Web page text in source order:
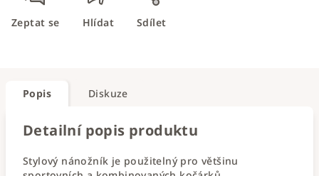
Zeptat se Hlídat Sdílet
Popis Diskuze
Detailní popis produktu
Stylový nánožník je použitelný pro většinu